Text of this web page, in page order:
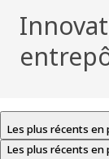
Les plus récents en
Les plus récents en